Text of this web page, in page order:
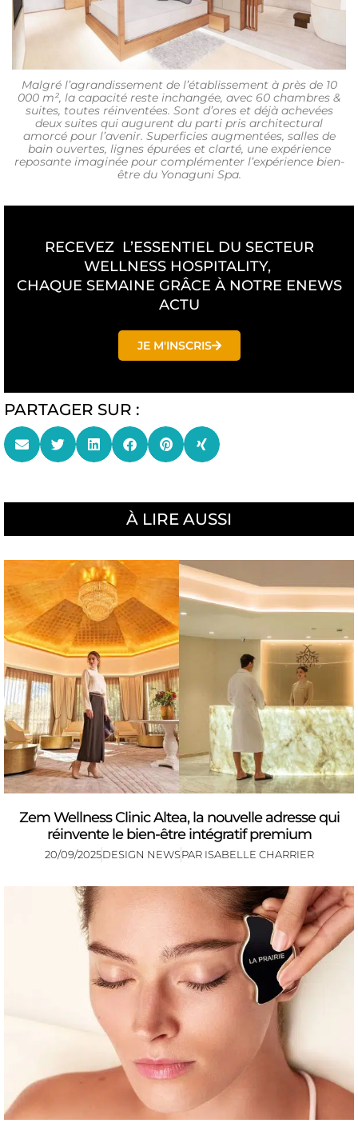
Malgré l’agrandissement de l’établissement à près de 10
000 m², la capacité reste inchangée, avec 60 chambres &
suites, toutes réinventées. Sont d’ores et déjà achevées
deux suites qui augurent du parti pris architectural
amorcé pour l’avenir. Superficies augmentées, salles de
bain ouvertes, lignes épurées et clarté, une expérience
reposante imaginée pour complémenter l’expérience bien-
être du Yonaguni Spa.
RECEVEZ L’ESSENTIEL DU SECTEUR
WELLNESS HOSPITALITY,
CHAQUE SEMAINE GRÂCE À NOTRE ENEWS
ACTU
JE M'INSCRIS
PARTAGER SUR :
À LIRE AUSSI
Zem Wellness Clinic Altea, la nouvelle adresse qui
réinvente le bien-être intégratif premium
20/09/2025DESIGN NEWSPAR ISABELLE CHARRIER